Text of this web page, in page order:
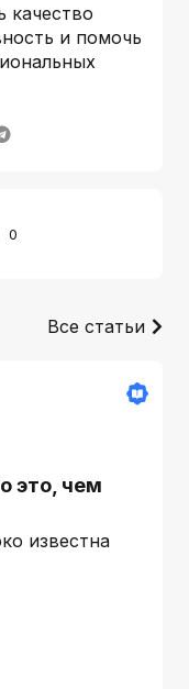
качество
и помочь
0
Все статьи
это, чем
известна